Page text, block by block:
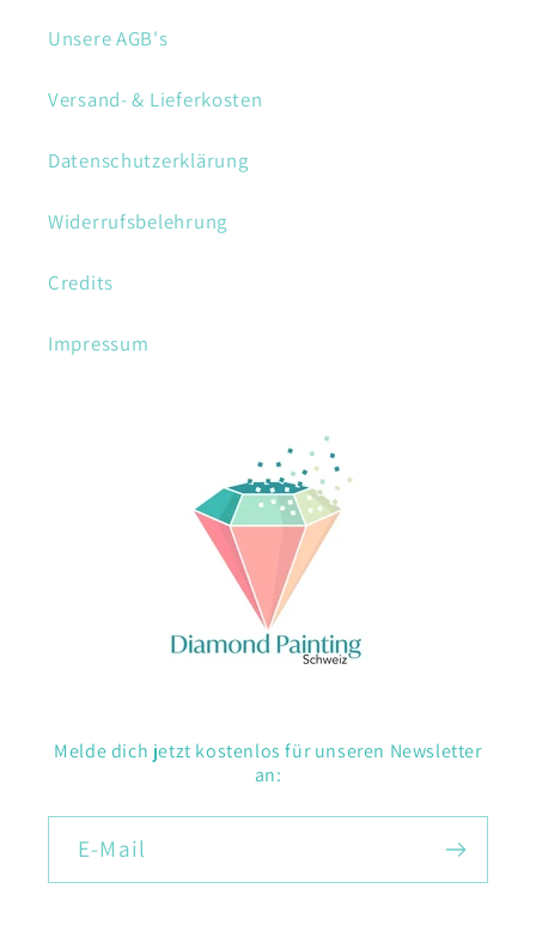
Unsere AGB's
Versand- & Lieferkosten
Datenschutzerklärung
Widerrufsbelehrung
Credits
Impressum
Melde dich jetzt kostenlos für unseren Newsletter
an:
E-Mail